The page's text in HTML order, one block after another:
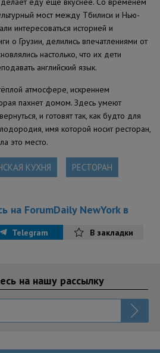
мост между Тбилиси и Нью-
интересоваться историей и
о Грузии, делились впечатлениями от
настолько, что их дети
английский язык.
атмосфере, искреннем
пахнет домом. Здесь умеют
и готовят так, как будто для
имя которой носит ресторан,
это место.
КУХНЯ РЕСТОРАН
на ForumDaily NewYork в
Telegram В закладки
на нашу рассылку